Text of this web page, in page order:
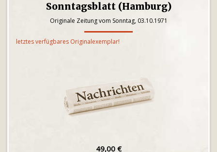
Sonntagsblatt (Hamburg)
Originale Zeitung vom Sonntag, 03.10.1971
letztes verfügbares Originalexemplar!
49,00 €